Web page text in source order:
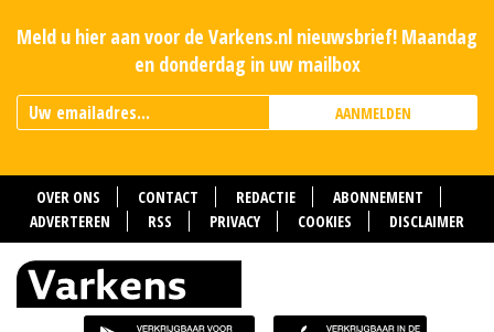
Meld u hier aan voor de Varkens.nl nieuwsbrief! Maandag
en donderdag in uw mailbox
AANMELDEN
OVER ONS CONTACT REDACTIE
ABONNEMENT
ADVERTEREN
RSS PRIVACY COOKIES DISCLAIMER